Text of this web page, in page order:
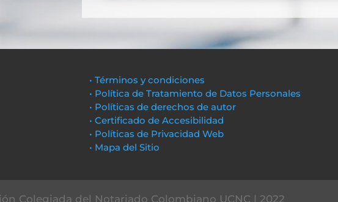
• Términos y condiciones
• Política de Tratamiento de Datos Personales
• Políticas de derechos de autor
• Certificado de Accesibilidad
• Políticas de Privacidad Web
• Mapa del Sitio
Colegiada del Notariado Colombiano UCNC | 2022